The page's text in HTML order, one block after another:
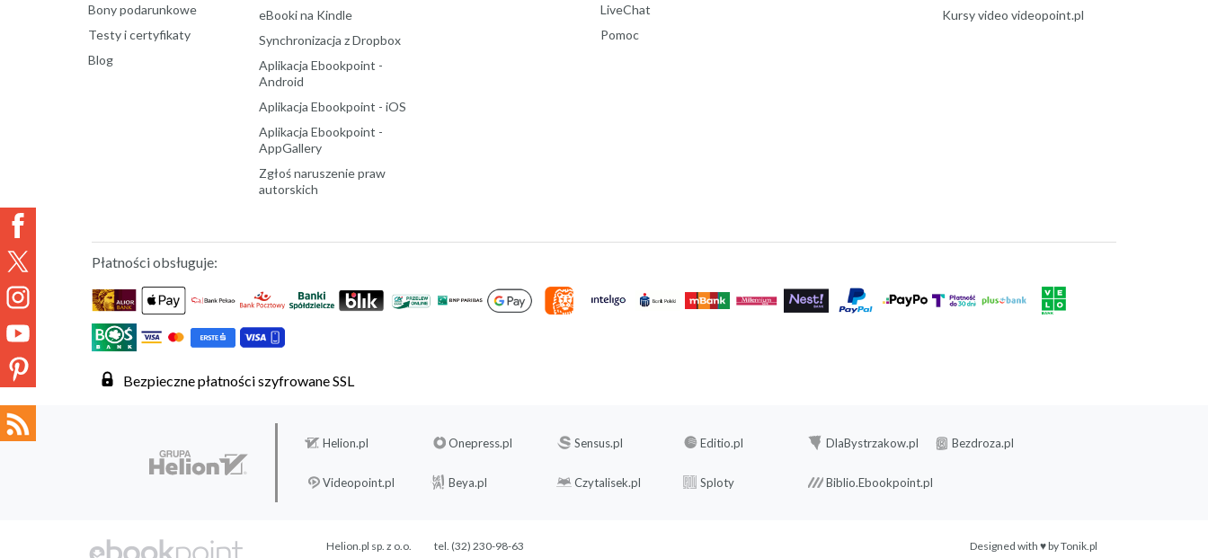
Bony podarunkowe
Testy i certyfikaty
Blog
eBooki na Kindle
Synchronizacja z Dropbox
Aplikacja Ebookpoint -
Android
Aplikacja Ebookpoint - iOS
Aplikacja Ebookpoint -
AppGallery
Zgłoś naruszenie praw
autorskich
LiveChat
Pomoc
Kursy video videopoint.pl
Płatności obsługuje:
Bezpieczne płatności szyfrowane SSL
Helion.pl Onepress.pl Sensus.pl Editio.pl DlaBystrzakow.pl Bezdroza.pl
Videopoint.pl Beya.pl Czytalisek.pl Sploty Biblio.Ebookpoint.pl
Designed with ♥ byTonik.pl
Helion.pl sp. z o.o.
tel. (32) 230-98-63